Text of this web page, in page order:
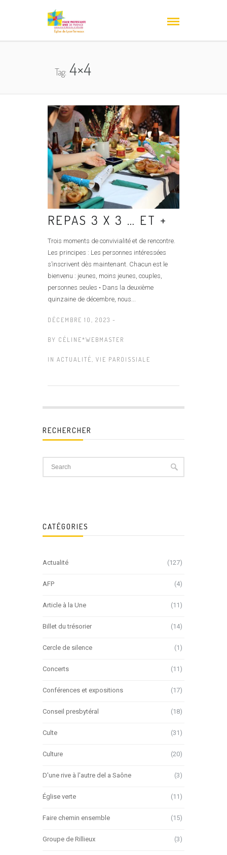
Tag:4×4
REPAS 3 X 3 … ET +
Trois moments de convivialité et de rencontre.
Les principes : Les personnes intéressées
s’inscrivent dès maintenant. Chacun est le
bienvenu : jeunes, moins jeunes, couples,
personnes seules • Dans la deuxième
quinzaine de décembre, nous...
DÉCEMBRE 10, 2023 -
BY CÉLINE*WEBMASTER
IN ACTUALITÉ, VIE PAROISSIALE
RECHERCHER
CATÉGORIES
Actualité (127)
AFP (4)
Article à la Une (11)
Billet du trésorier (14)
Cercle de silence (1)
Concerts (11)
Conférences et expositions (17)
Conseil presbytéral (18)
Culte (31)
Culture (20)
D'une rive à l'autre del a Saône (3)
Église verte (11)
Faire chemin ensemble (15)
Groupe de Rillieux (3)